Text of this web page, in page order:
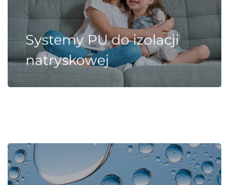
Systemy PU do izolacji
natryskowej